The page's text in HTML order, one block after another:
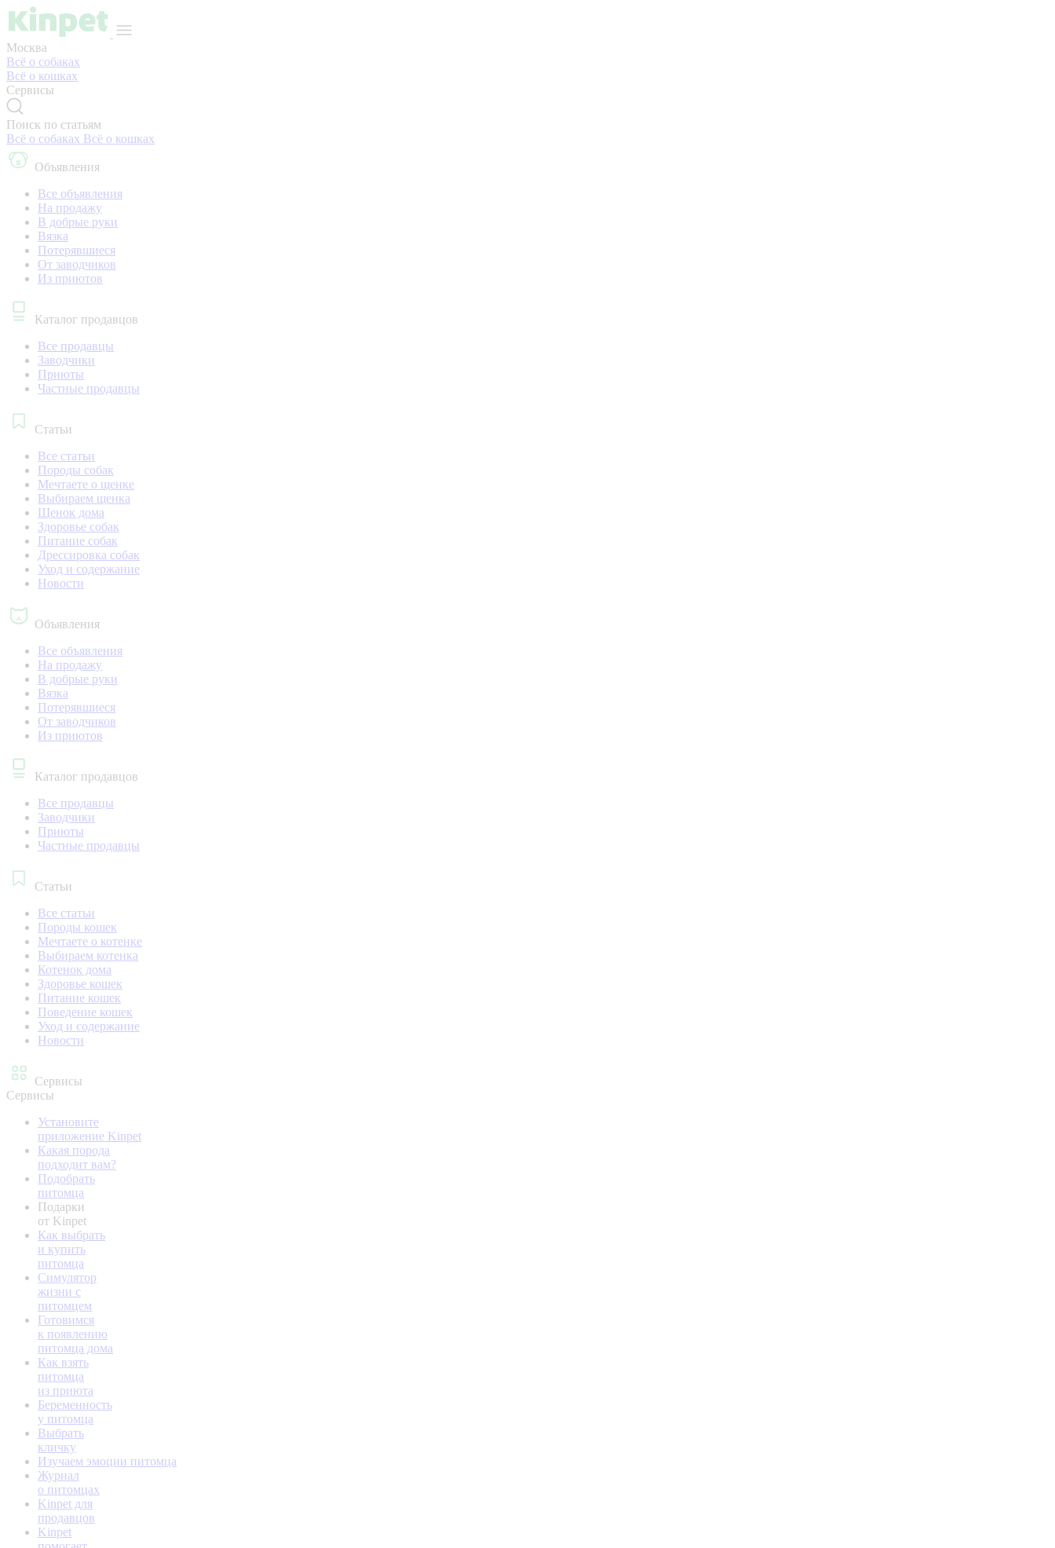
Москва
Всё о собаках
Всё о кошках
Сервисы
Поиск по статьям
Всё о собаках Всё о кошках
Объявления
Все объявления
На продажу
В добрые руки
Вязка
Потерявшиеся
От заводчиков
Из приютов
Каталог продавцов
Все продавцы
Заводчики
Приюты
Частные продавцы
Статьи
Все статьи
Породы собак
Мечтаете о щенке
Выбираем щенка
Щенок дома
Здоровье собак
Питание собак
Дрессировка собак
Уход и содержание
Новости
Объявления
Все объявления
На продажу
В добрые руки
Вязка
Потерявшиеся
От заводчиков
Из приютов
Каталог продавцов
Все продавцы
Заводчики
Приюты
Частные продавцы
Статьи
Все статьи
Породы кошек
Мечтаете о котенке
Выбираем котенка
Котенок дома
Здоровье кошек
Питание кошек
Поведение кошек
Уход и содержание
Новости
Сервисы
Сервисы
Установите
приложение Kinpet
Какая порода
подходит вам?
Подобрать
питомца
Подарки
от Kinpet
Как выбрать
и купить
питомца
Симулятор
жизни с
питомцем
Готовимся
к появлению
питомца дома
Как взять
питомца
из приюта
Беременность
у питомца
Выбрать
кличку
Изучаем эмоции питомца
Журнал
о питомцах
Kinpet для
продавцов
Kinpet